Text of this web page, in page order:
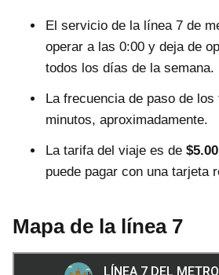
El servicio de la línea 7 de
operar a las 0:00 y deja de
todos los días de la semana.
La frecuencia de paso de
minutos, aproximadamente.
La tarifa del viaje es de
puede pagar con una tarjeta
Mapa de la línea 7